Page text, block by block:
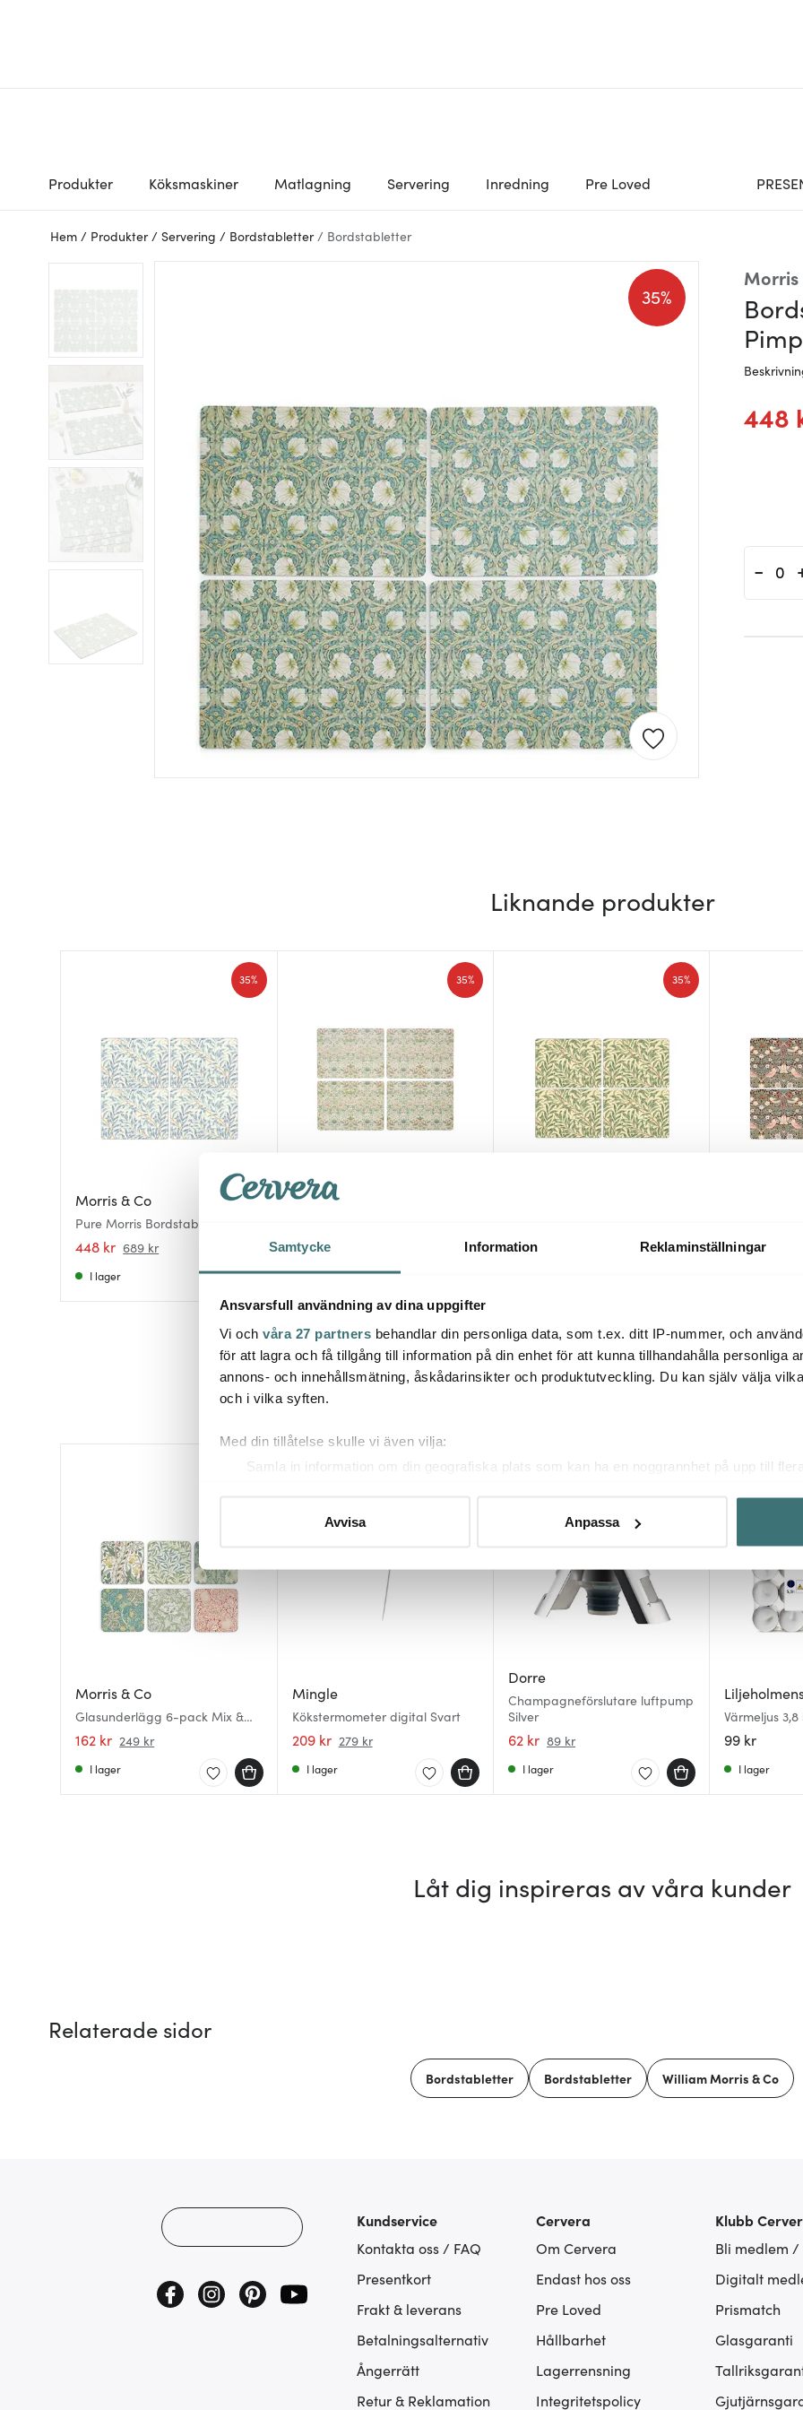
Samtycke Information Reklaminställningar
Ansvarsfull användning av dina uppgifter
Vi och våra 27 partners behandlar din personliga data, som t.ex. ditt IP-nummer, och
för att lagra och få tillgång till information på din enhet för att kunna tillhandahålla personliga
annons- och innehållsmätning, åskådarinsikter och produktutveckling. Du kan själv välja
och i vilka syften.
Med din tillåtelse skulle vi även vilja:
Samla in information om din geografiska plats som kan ha en noggrannhet på upp till
eller dra tillbaka ditt samtycke när som helst från cookie-förklaringen.
Vi använder cookies för att innehållet och annonserna ska anpassas efter det som vi tror att
att vi kan analysera vår trafik och göra hemsidan ännu bättre. Du bestämmer själv vilka
av.
Avvisa Anpassa
Produkter Köksmaskiner Matlagning Servering Inredning Pre Loved
Hem / Produkter / Servering / Bordstabletter / Bordstabletter
Morris
35%
448
-
Liknande produkter
Morris & Co
Pure Morris Bordstablett 30x40
cm 4-pack Willow Bough blå
448 kr 689 kr
35%
I lager
Spode
Morris & Co Bordstablett 4-
448 kr
35%
I lager
cm 4-pack Willow Bough grön
448 kr
35%
pack
448 kr
Du kanske också gillar
Morris & Co
Glasunderlägg 6-pack Mix &
Match
162 kr 249 kr
I lager
Mingle
Kökstermometer digital Svart
209 kr 279 kr
I lager
Dorre
Champagneförslutare luftpump
Silver
62 kr 89 kr
I lager
Värmeljus
99 kr
I lager
Låt dig inspireras av våra kunder
Relaterade sidor
Bordstabletter Bordstabletter William Morris & Co
Kundservice
Kontakta oss / FAQ
Presentkort
Frakt & leverans
Betalningsalternativ
Ångerrätt
Retur & Reklamation
Cervera
Om Cervera
Endast hos oss
Pre Loved
Hållbarhet
Lagerrensning
Integritetspolicy
Klubb
Bli medlem /
Digitalt
Prismatch
Glasgaranti